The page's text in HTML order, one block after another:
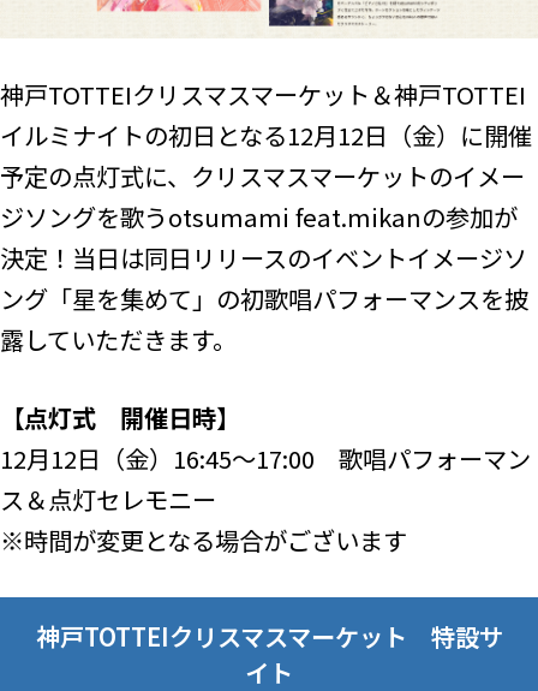
神戸TOTTEIクリスマスマーケット＆神戸TOTTEI
イルミナイトの初日となる12月12日（金）に開催
予定の点灯式に、クリスマスマーケットのイメー
ジソングを歌うotsumami feat.mikanの参加が
決定！当日は同日リリースのイベントイメージソ
ング「星を集めて」の初歌唱パフォーマンスを披
露していただきます。
【点灯式 開催日時】
12月12日（金）16:45～17:00 歌唱パフォーマン
ス＆点灯セレモニー
※時間が変更となる場合がございます
神戸TOTTEIクリスマスマーケット 特設サ
イト